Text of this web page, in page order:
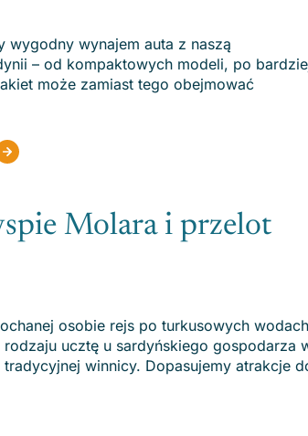
wygodny wynajem auta z naszą
– od kompaktowych modeli, po
może zamiast tego obejmować
Molara i przelot
osobie rejs po turkusowych wodach
ucztę u sardyńskiego gospodarza
winnicy. Dopasujemy atrakcje